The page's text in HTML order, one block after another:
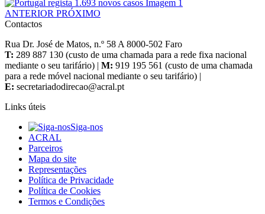
ANTERIOR PRÓXIMO
Contactos
Rua Dr. José de Matos, n.º 58 A 8000-502 Faro
T: 289 887 130 (custo de uma chamada para a rede fixa nacional
mediante o seu tarifário) | M: 919 195 561 (custo de uma chamada
para a rede móvel nacional mediante o seu tarifário) |
E:
Links úteis
Siga-nos
ACRAL
Parceiros
Mapa do site
Representações
Política de Privacidade
Política de Cookies
Termos e Condições